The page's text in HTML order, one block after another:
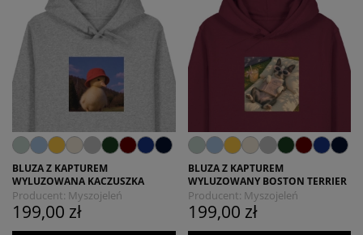
BLUZA Z KAPTUREM
WYLUZOWANA KACZUSZKA
Producent: Myszojeleń
199,00 zł
BLUZA Z KAPTUREM
WYLUZOWANY BOSTON TERRIER
Producent: Myszojeleń
199,00 zł